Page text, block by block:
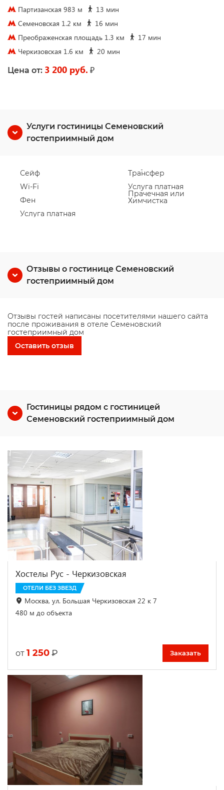
Партизанская 983 м
13 мин
Семеновская 1.2 км
16 мин
Преображенская площадь 1.3 км
17 мин
Черкизовская 1.6 км
20 мин
Цена от: 3 200 руб. ₽
Услуги гостиницы Семеновский
гостеприимный дом
Сейф
Wi-Fi
Фен
Услуга платная
Трансфер
Услуга платная
Прачечная или
Химчистка
Отзывы о гостинице Семеновский
гостеприимный дом
Отзывы гостей написаны посетителями нашего сайта
после проживания в отеле Семеновский
гостеприимный дом
Оставить отзыв
Гостиницы рядом с гостиницей
Семеновский гостеприимный дом
Хостелы Рус - Черкизовская
ОТЕЛИ БЕЗ ЗВЕЗД
Москва, ул. Большая Черкизовская 22 к 7
480 м до объекта
от 1 250 ₽ Заказать